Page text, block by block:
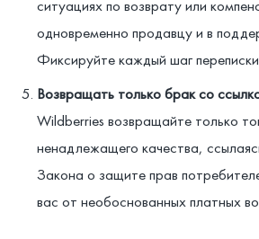
ситуациях по возврату или
одновременно продавцу и в
Фиксируйте каждый шаг
Возвращать только брак со
Wildberries возвращайте только
ненадлежащего качества,
Закона о защите прав
вас от необоснованных платных